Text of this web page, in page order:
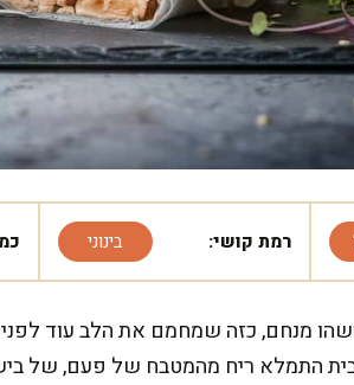
רמת קושי: בינוני
מנחם, כזה שמחמם את הלב עוד לפני
התמלא ריח מהמטבח של פעם, של